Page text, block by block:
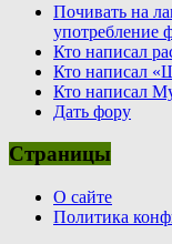
Почивать на
употребление
Кто написал
Кто написал
Кто написал
Дать фору
Страницы
О сайте
Политика